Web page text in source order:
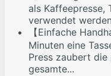
als Kaffeepresse,
verwendet
【Einfache
Minuten eine
Press zaubert
gesamte...